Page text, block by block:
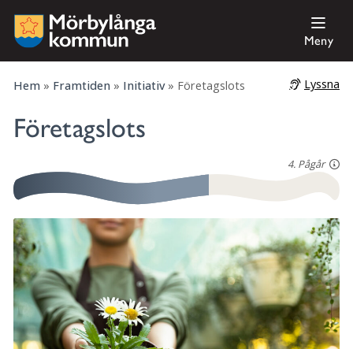
Meny
Hem » Framtiden » Initiativ» Företagslots Lyssna
Företagslots
4. Pågår